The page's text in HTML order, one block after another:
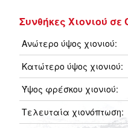
Συνθήκες Χιονιού σε
Ανώτερο ύψος χιονιού:
Κατώτερο ύψος χιονιού:
Ύψος φρέσκου χιονιού:
Τελευταία χιονόπτωση: